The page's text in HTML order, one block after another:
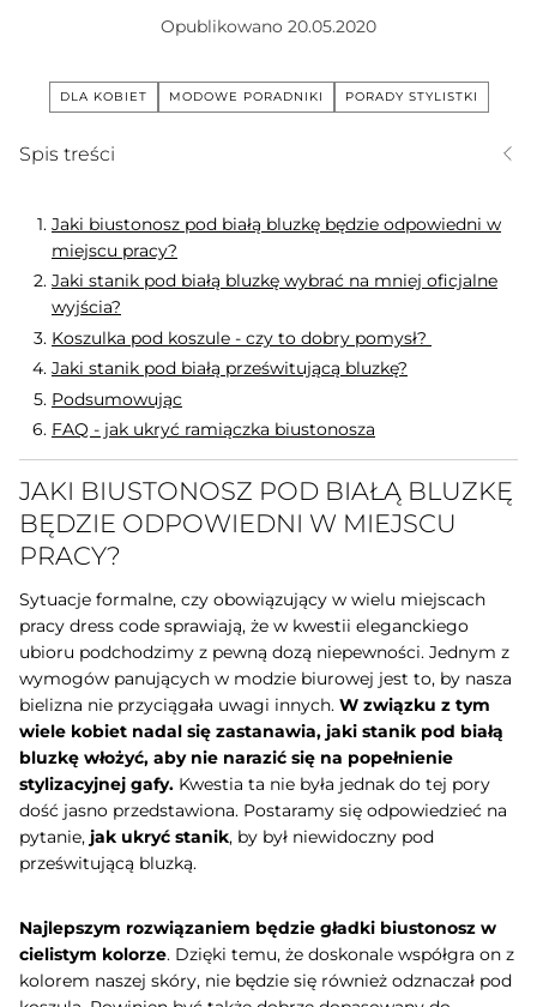
Opublikowano 20.05.2020
DLA KOBIET MODOWE PORADNIKI PORADY STYLISTKI
Spis treści
Jaki biustonosz pod białą bluzkę będzie odpowiedni w
miejscu pracy?
Jaki stanik pod białą bluzkę wybrać na mniej oficjalne
wyjścia?
Koszulka pod koszule - czy to dobry pomysł?
Jaki stanik pod białą prześwitującą bluzkę?
Podsumowując
FAQ - jak ukryć ramiączka biustonosza
JAKI BIUSTONOSZ POD BIAŁĄ BLUZKĘ
BĘDZIE ODPOWIEDNI W MIEJSCU
PRACY?
Sytuacje formalne, czy obowiązujący w wielu miejscach
pracy dress code sprawiają, że w kwestii eleganckiego
ubioru podchodzimy z pewną dozą niepewności. Jednym z
wymogów panujących w modzie biurowej jest to, by nasza
bielizna nie przyciągała uwagi innych. W związku z tym
wiele kobiet nadal się zastanawia, jaki stanik pod białą
bluzkę włożyć, aby nie narazić się na popełnienie
stylizacyjnej gafy. Kwestia ta nie była jednak do tej pory
dość jasno przedstawiona. Postaramy się odpowiedzieć na
pytanie, jak ukryć stanik, by był niewidoczny pod
prześwitującą bluzką.
Najlepszym rozwiązaniem będzie gładki biustonosz w
cielistym kolorze. Dzięki temu, że doskonale współgra on z
kolorem naszej skóry, nie będzie się również odznaczał pod